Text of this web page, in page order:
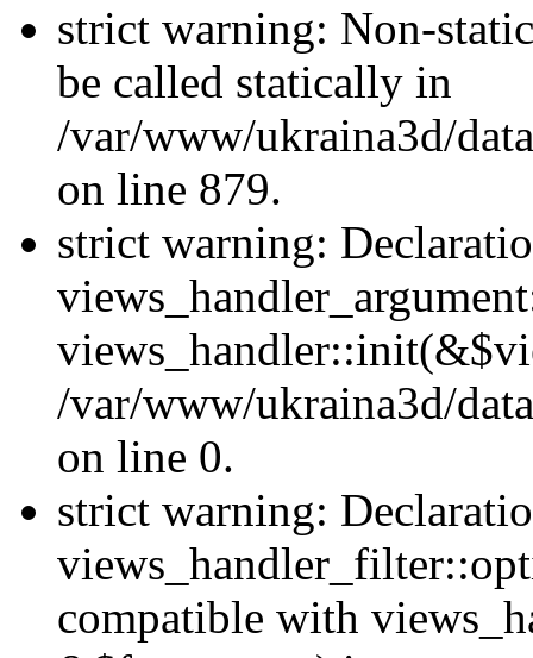
strict warning: Non-
be called statically in
/var/www/ukraina3d/
on line 879.
strict warning:
/var/www/ukraina3d/
on line 0.
strict warning:
compatible with